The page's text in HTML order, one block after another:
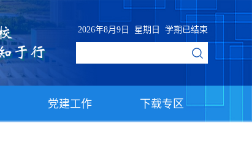
2026年8月9日 星期日 学期已结束
党建工作 下载专区